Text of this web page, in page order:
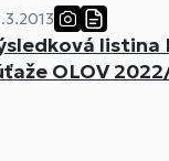
listina
OLOV